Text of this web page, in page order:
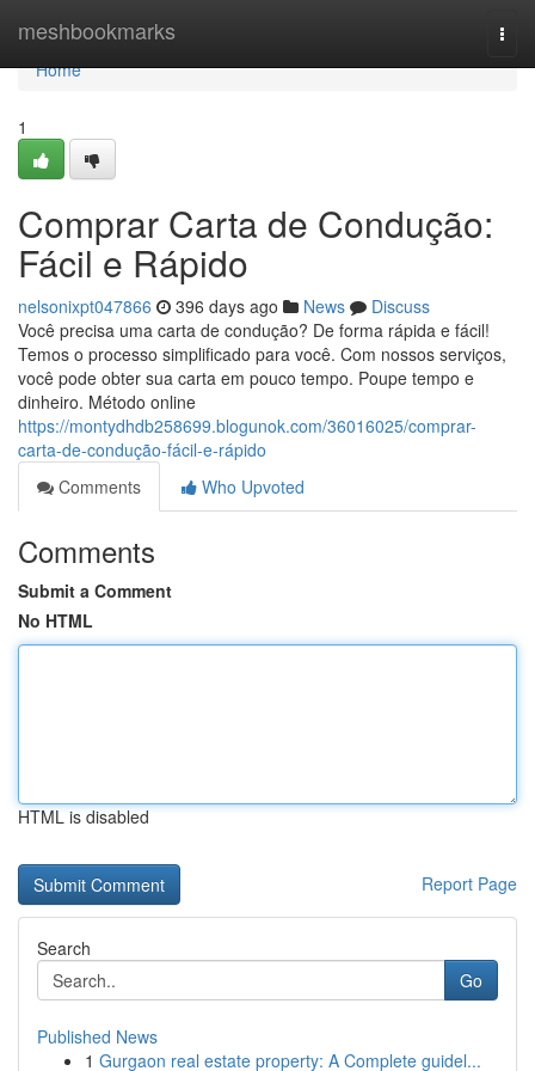
meshbookmarks
Home
Home
1
Comprar Carta de Condução:
Fácil e Rápido
nelsonixpt047866 396 days ago News
Discuss
Você precisa uma carta de condução? De forma rápida e fácil!
Temos o processo simplificado para você. Com nossos serviços,
você pode obter sua carta em pouco tempo. Poupe tempo e
dinheiro. Método online
https://montydhdb258699.blogunok.com/36016025/comprar-
carta-de-condução-fácil-e-rápido
Comments
Who Upvoted
Comments
Submit a Comment
No HTML
HTML is disabled
Report Page
Search
Go
Published News
1 Gurgaon real estate property: A Complete guidel...